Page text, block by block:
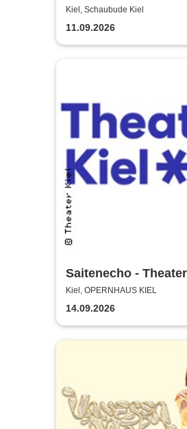
Kiel, Schaubude Kiel
11.09.2026
Saitenecho -
Kiel, OPERNHAUS KIEL
14.09.2026